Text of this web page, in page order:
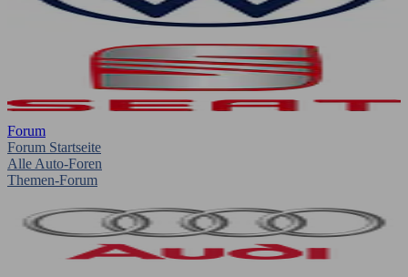
Forum
Forum Startseite
Alle Auto-Foren
Themen-Forum